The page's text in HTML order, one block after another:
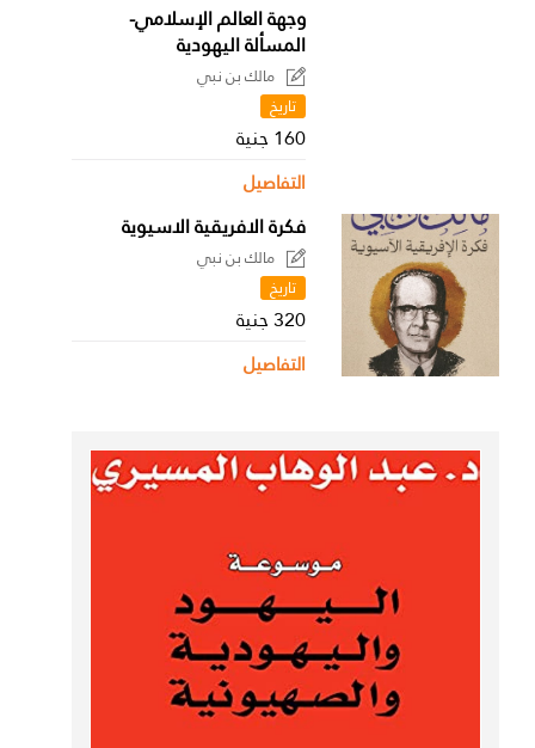
وجهة العالم الإسلامي-
المسألة اليهودية
مالك بن نبي
تاريخ
160 جنية
التفاصيل
فكرة الافريقية الاسيوية
مالك بن نبي
تاريخ
320 جنية
التفاصيل